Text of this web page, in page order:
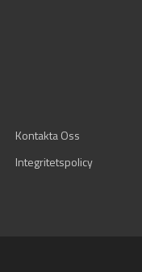
Kontakta Oss
Integritetspolicy